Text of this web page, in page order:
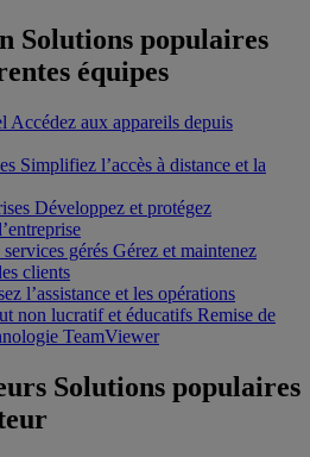
Solutions populaires
équipes
Accédez aux appareils depuis
Simplifiez l’accès à distance et la
Développez et protégez
gérés Gérez et maintenez
clients
l’assistance et les opérations
non lucratif et éducatifs Remise de
TeamViewer
Solutions populaires